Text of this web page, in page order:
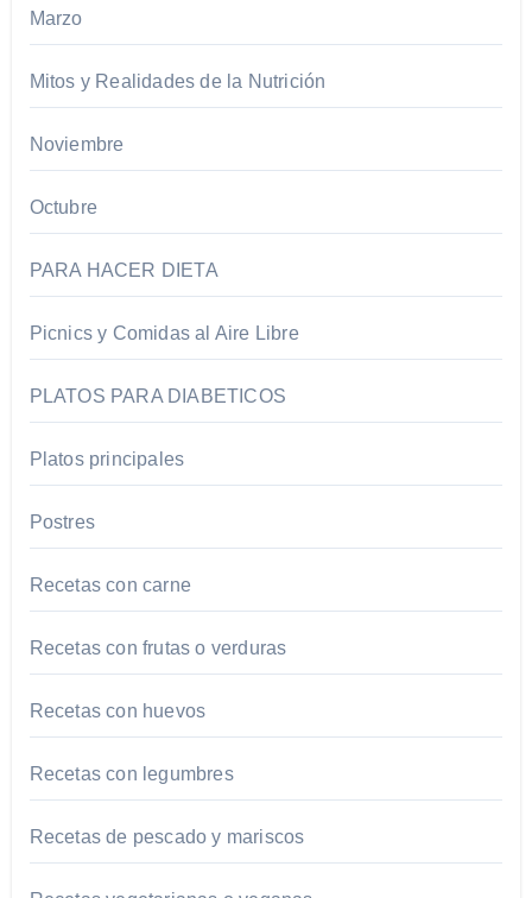
Marzo
Mitos y Realidades de la Nutrición​
Noviembre
Octubre
PARA HACER DIETA
Picnics y Comidas al Aire Libre​
PLATOS PARA DIABETICOS
Platos principales
Postres
Recetas con carne
Recetas con frutas o verduras
Recetas con huevos
Recetas con legumbres
Recetas de pescado y mariscos